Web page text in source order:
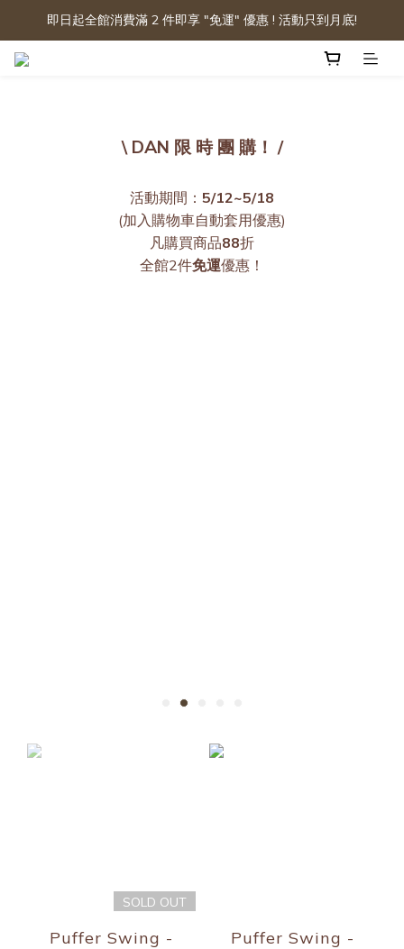
即日起全館消費滿 2 件即享 "免運" 優惠 ! 活動只到月底!
\ DAN 限 時 團 購！ /
活動期間： 5/12~5/18
(加入購物車自動套用優惠)
凡購買商品88折
全館2件免運優惠！
SOLD OUT
Puffer Swing -
Puffer Swing -